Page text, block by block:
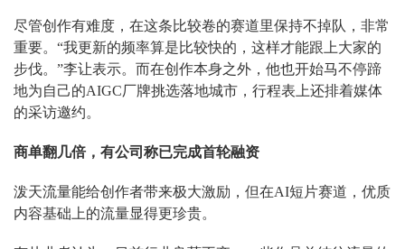
尽管创作有难度，在这条比较卷的赛道里保持不掉队，非常
重要。“我更新的频率算是比较快的，这样才能跟上大家的
步伐。”李让表示。而在创作本身之外，他也开始马不停蹄
地为自己的AIGC厂牌挑选落地城市，行程表上还排着媒体
的采访邀约。
商单翻几倍，有公司称已完成首轮融资
泼天流量能给创作者带来极大激励，但在AI短片赛道，优质
内容基础上的流量显得更珍贵。